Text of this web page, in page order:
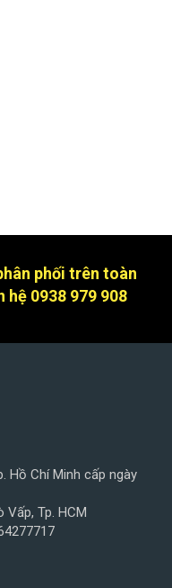
phối trên toàn
0938 979 908
Hồ Chí Minh cấp ngày
Vấp, Tp. HCM